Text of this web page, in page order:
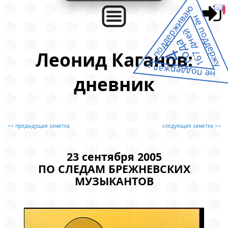
Леонид Каганов:
дневник
<< предыдущая заметка следующая заметка >>
23 сентября 2005
ПО СЛЕДАМ БРЕЖНЕВСКИХ
МУЗЫКАНТОВ
не поддержал
не поддерживаюне поддержу
4
года
167 дней